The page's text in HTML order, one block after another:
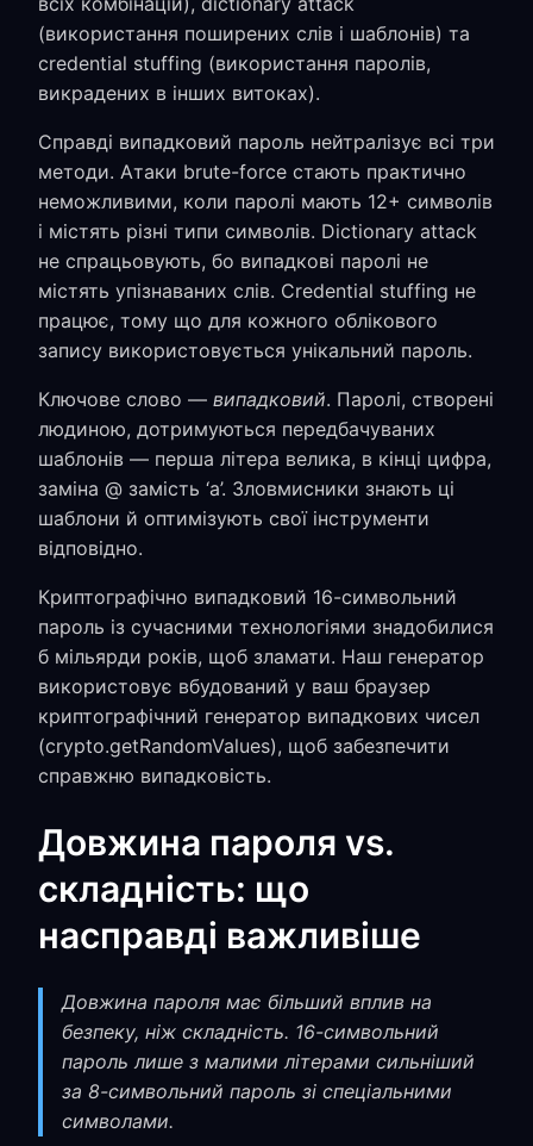
(використання поширених слів і шаблонів) та
credential stuffing (використання паролів,
викрадених в інших витоках).
Справді випадковий пароль нейтралізує всі три
методи. Атаки brute-force стають практично
неможливими, коли паролі мають 12+ символів
і містять різні типи символів. Dictionary attack
не спрацьовують, бо випадкові паролі не
містять упізнаваних слів. Credential stuffing не
працює, тому що для кожного облікового
запису використовується унікальний пароль.
Ключове слово — випадковий. Паролі, створені
людиною, дотримуються передбачуваних
шаблонів — перша літера велика, в кінці цифра,
заміна @ замість ‘a’. Зловмисники знають ці
шаблони й оптимізують свої інструменти
відповідно.
Криптографічно випадковий 16-символьний
пароль із сучасними технологіями знадобилися
б мільярди років, щоб зламати. Наш генератор
використовує вбудований у ваш браузер
криптографічний генератор випадкових чисел
(crypto.getRandomValues), щоб забезпечити
справжню випадковість.
Довжина пароля vs.
складність: що
насправді важливіше
Довжина пароля має більший вплив на
безпеку, ніж складність. 16-символьний
пароль лише з малими літерами сильніший
за 8-символьний пароль зі спеціальними
символами.